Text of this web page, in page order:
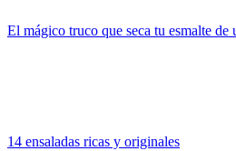
El mágico truco que seca tu esmalte de
14 ensaladas ricas y originales